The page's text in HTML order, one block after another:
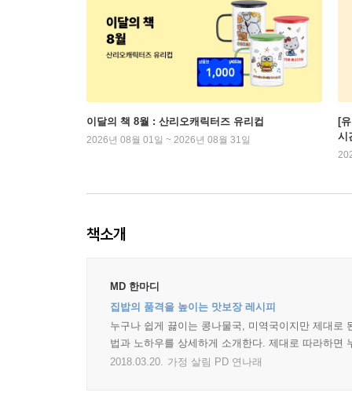
이달의 책 8월 : 산리오캐릭터즈 유리컵
2026년 08월 01일 ~ 2026년 08월 31일
[
시
책소개
MD 한마디
집밥의 품격을 높이는 맛보장 레시피
누구나 쉽게 끓이는 콩나물국, 미역국이지만 제대로
법과 노하우를 상세하게 소개한다. 제대로 따라하면
2018.03.20. 가정 살림 PD 연나래